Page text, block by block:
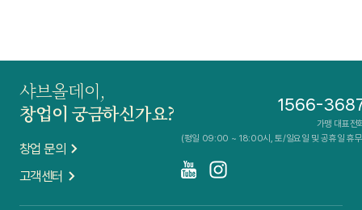
샤브올데이,
창업이 궁금하신가요?
창업 문의
고객센터
1566-
가맹 대표전
(평일 09:00 ~ 18:00시, 토/일요일 및 공휴일 휴